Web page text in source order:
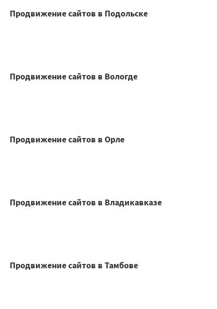
Продвижение сайтов в Подольске
Продвижение сайтов в Вологде
Продвижение сайтов в Орле
Продвижение сайтов в Владикавказе
Продвижение сайтов в Тамбове